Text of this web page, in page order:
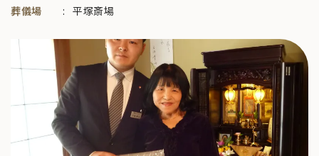
葬儀場
平塚斎場